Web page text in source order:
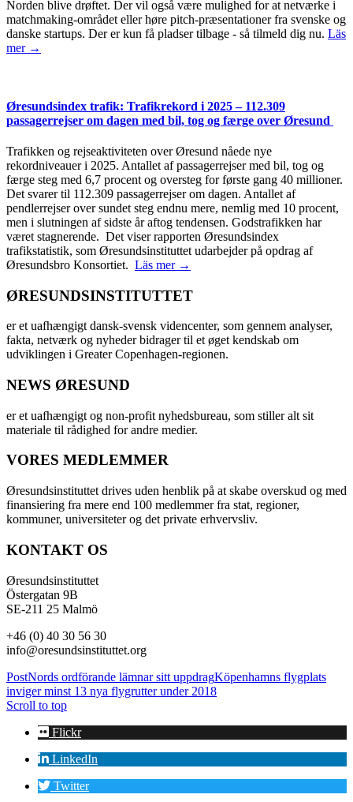
Norden blive drøftet. Der vil også være mulighed for at netværke i
matchmaking-området eller høre pitch-præsentationer fra svenske og
danske startups. Der er kun få pladser tilbage - så tilmeld dig nu. Läs
mer →
Øresundsindex trafik: Trafikrekord i 2025 – 112.309
passagerrejser om dagen med bil, tog og færge over Øresund
Trafikken og rejseaktiviteten over Øresund nåede nye
rekordniveauer i 2025. Antallet af passagerrejser med bil, tog og
færge steg med 6,7 procent og oversteg for første gang 40 millioner.
Det svarer til 112.309 passagerrejser om dagen. Antallet af
pendlerrejser over sundet steg endnu mere, nemlig med 10 procent,
men i slutningen af sidste år aftog tendensen. Godstrafikken har
været stagnerende. Det viser rapporten Øresundsindex
trafikstatistik, som Øresundsinstituttet udarbejder på opdrag af
Øresundsbro Konsortiet. Läs mer →
ØRESUNDSINSTITUTTET
er et uafhængigt dansk-svensk videncenter, som gennem analyser,
fakta, netværk og nyheder bidrager til et øget kendskab om
udviklingen i Greater Copenhagen-regionen.
NEWS ØRESUND
er et uafhængigt og non-profit nyhedsbureau, som stiller alt sit
materiale til rådighed for andre medier.
VORES MEDLEMMER
Øresundsinstituttet drives uden henblik på at skabe overskud og med
finansiering fra mere end 100 medlemmer fra stat, regioner,
kommuner, universiteter og det private erhvervsliv.
KONTAKT OS
Øresundsinstituttet
Östergatan 9B
SE-211 25 Malmö
+46 (0) 40 30 56 30
info@oresundsinstituttet.org
PostNords ordförande lämnar sitt uppdragKöpenhamns flygplats
inviger minst 13 nya flygrutter under 2018
Scroll to top
Flickr
LinkedIn
Twitter